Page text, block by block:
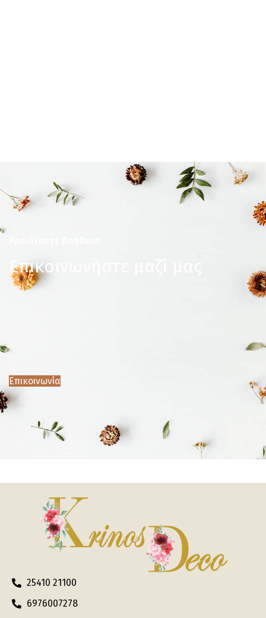
Επικοινωνήστε μαζί μας
Επικοινωνία
25410 21100
6976007278